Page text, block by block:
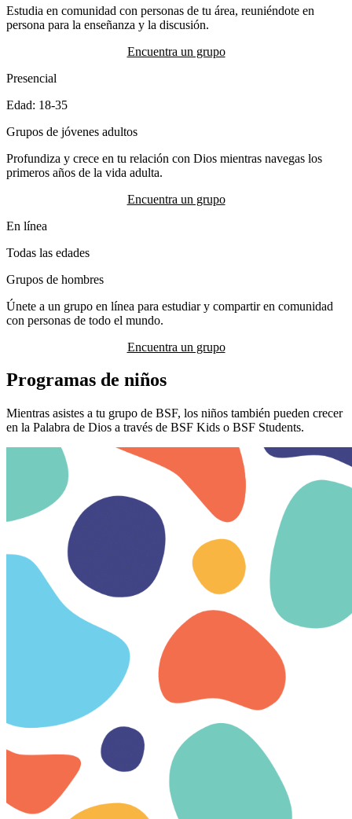
Estudia en comunidad con personas de tu área, reuniéndote en
persona para la enseñanza y la discusión.
Encuentra un grupo
Presencial
Edad: 18-35
Grupos de jóvenes adultos
Profundiza y crece en tu relación con Dios mientras navegas los
primeros años de la vida adulta.
Encuentra un grupo
En línea
Todas las edades
Grupos de hombres
Únete a un grupo en línea para estudiar y compartir en comunidad
con personas de todo el mundo.
Encuentra un grupo
Programas de niños
Mientras asistes a tu grupo de BSF, los niños también pueden crecer
en la Palabra de Dios a través de BSF Kids o BSF Students.